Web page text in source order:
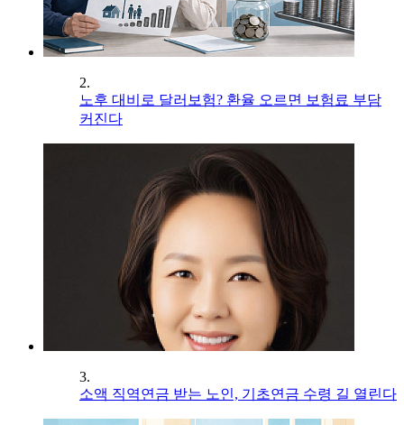
2.
노후 대비로 달러보험? 환율 오르면 보험료 부담
커진다
3.
소액 직역연금 받는 노인, 기초연금 수령 길 열린다